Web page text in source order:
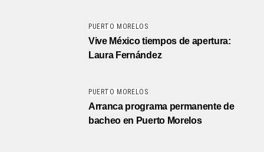
PUERTO MORELOS
Vive México tiempos de apertura:
Laura Fernández
PUERTO MORELOS
Arranca programa permanente de
bacheo en Puerto Morelos